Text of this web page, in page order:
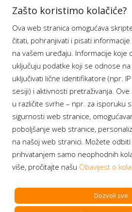
Aplikacije
Moj BH Telecom
Dostupnost
Moja webTV
Aukcije BH
Program
Bonus plus
Prijava za
Zašto koristimo kolačiće?
Ova web stranica omogućava
čitati, pohranjivati i pisati
na vašem uređaju. Informacije koje
uključuju podatke koji se odnose na
uključivati lične identifikatore (npr.
sesiji) i aktivnosti pretraživanja.
u različite svrhe – npr. za isporuku
sigurnosti web stranice,
poboljšanje web stranice,
na našoj web stranici. Možete
prihvatanjem samo neophodnih
više, pročitajte našu Obavijest o
Dozvoli sve